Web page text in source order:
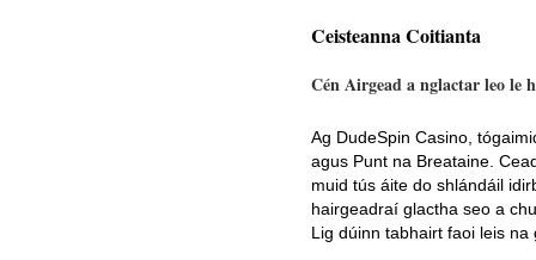
Ceisteanna Coitianta
Cén Airgead a nglactar leo le
Ag DudeSpin Casino,
agus Punt na Breataine.
muid tús áite do shlándáil
hairgeadraí glactha seo a
Lig dúinn tabhairt faoi leis